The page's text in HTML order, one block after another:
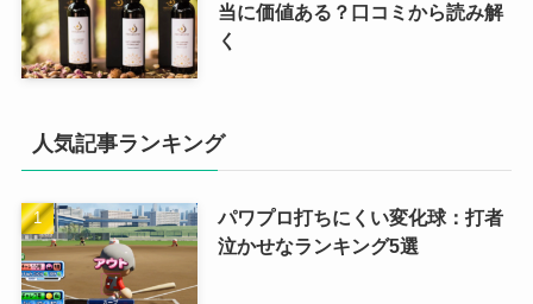
当に価値ある？口コミから読み解
く
人気記事ランキング
パワプロ打ちにくい変化球：打者
泣かせなランキング5選